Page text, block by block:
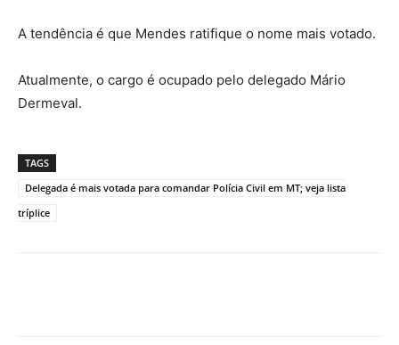
A tendência é que Mendes ratifique o nome mais votado.
Atualmente, o cargo é ocupado pelo delegado Mário
Dermeval.
TAGS
Delegada é mais votada para comandar Polícia Civil em MT; veja lista
tríplice